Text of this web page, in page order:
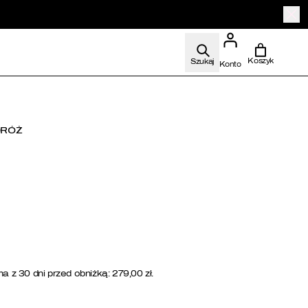
Szukaj
niej
niego
z 30 dni przed obniżką:279,00zł.